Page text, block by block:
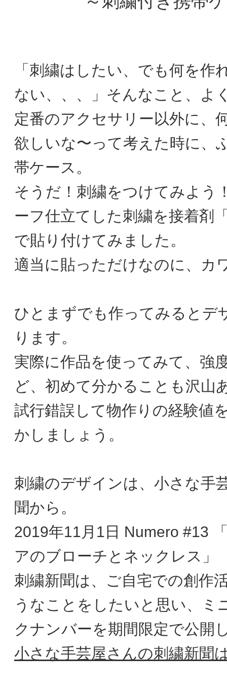
「刺繍はしたい、でも何を作
ない、、、」そんなこと、よ
定番のアクセサリー以外に、
欲しいな〜って考えた時に、
帯ケース。
そうだ！刺繍をつけてみよう
ーフ仕立てした刺繍を接着剤
で貼り付けてみました。
適当に貼っただけなのに、カ
ひとまずでも作ってみるとデ
ります。
実際に作品を使ってみて、強
ど、初めて分かることも沢山
試行錯誤して物作りの経験値
かしましょう。
刺繍のデザインは、小さな手
聞から。
2019年11月1日 Numero #13
アのブローチとネックレス」
刺繍新聞は、ご自宅での創作
うなことをしたいと思い、ミ
クナンバーを期間限定で公開
小さな手芸屋さんの刺繍新聞